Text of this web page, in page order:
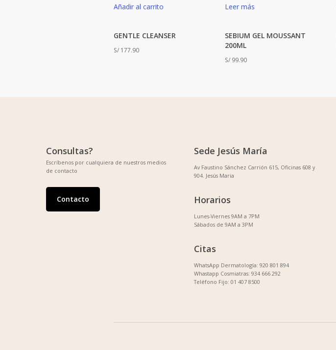
Añadir al carrito
GENTLE CLEANSER
S/ 177.90
Leer más
SEBIUM GEL MOUSSANT
200ML
S/ 99.90
Consultas?
Escríbenos por cualquiera de nuestros medios
de contacto
Contacto
Sede Jesús María
Av Faustino Sánchez Carrión 615, Oficinas 608 y
904. Jesús Maria
Horarios
Lunes-Viernes 9AM a 7PM
Sábados de 9AM a 3PM
Citas
WhatsApp Dermatología: 920 801 894
Whastapp Cosmiatras: 934 666 292
Teléfono Fijo: 01 407 8500